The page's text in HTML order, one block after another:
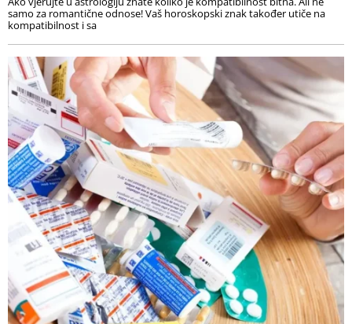
samo za romantične odnose! Vaš horoskopski znak također utiče na
kompatibilnost i sa